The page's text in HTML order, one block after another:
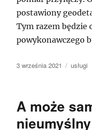
postawiony
Tym razem będzie
powykonawczego
Data
3 września 2021 Kategorie
usługi
A może